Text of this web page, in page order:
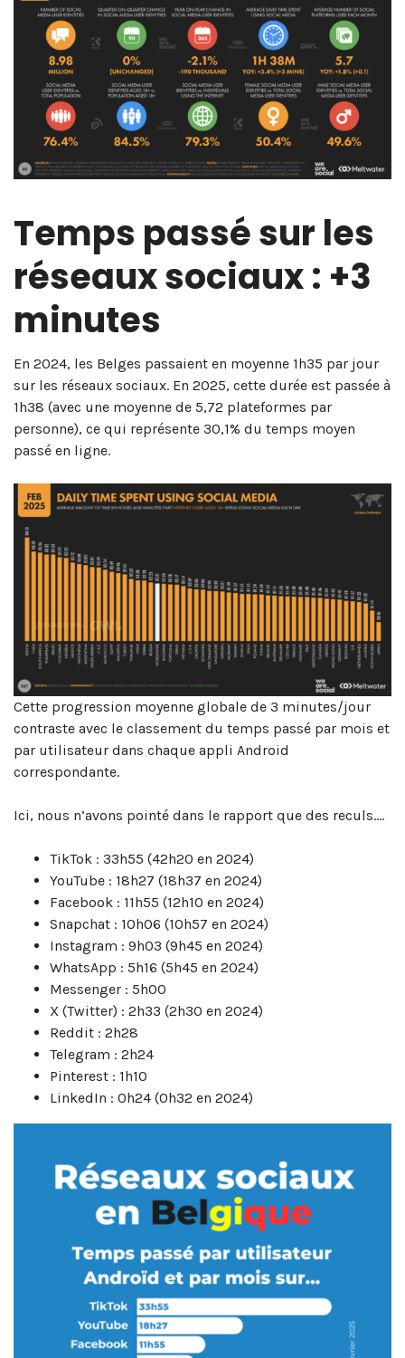
Temps passé sur les
réseaux sociaux : +3
minutes
En 2024, les Belges passaient en moyenne 1h35 par jour
sur les réseaux sociaux. En 2025, cette durée est passée à
1h38 (avec une moyenne de 5,72 plateformes par
personne), ce qui représente 30,1% du temps moyen
passé en ligne.
Cette progression moyenne globale de 3 minutes/jour
contraste avec le classement du temps passé par mois et
par utilisateur dans chaque appli Android
correspondante.
Ici, nous n’avons pointé dans le rapport que des reculs….
TikTok : 33h55 (42h20 en 2024)
YouTube : 18h27 (18h37 en 2024)
Facebook : 11h55 (12h10 en 2024)
Snapchat : 10h06 (10h57 en 2024)
Instagram : 9h03 (9h45 en 2024)
WhatsApp : 5h16 (5h45 en 2024)
Messenger : 5h00
X (Twitter) : 2h33 (2h30 en 2024)
Reddit : 2h28
Telegram : 2h24
Pinterest : 1h10
LinkedIn : 0h24 (0h32 en 2024)